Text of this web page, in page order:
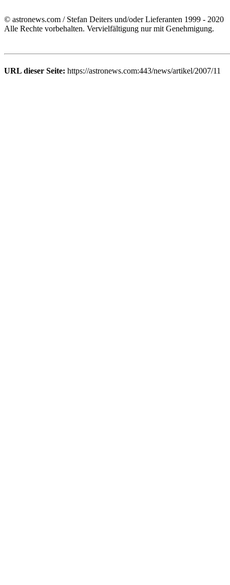
© astronews.com / Stefan Deiters und/oder Lieferanten 1999 - 2020
Alle Rechte vorbehalten. Vervielfältigung nur mit Genehmigung.
URL dieser Seite: https://astronews.com:443/news/artikel/2007/11